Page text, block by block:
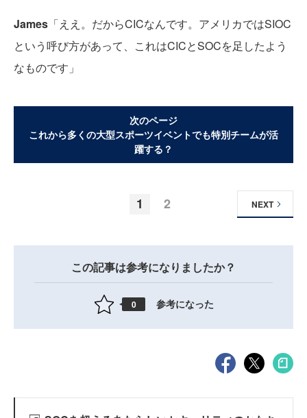
James 「ええ。だからCICなんです。アメリカではSIOC
という呼び方があって、これはCICとSOCを足したよう
なものです」
次のページ
これから多くの大型スポーツイベントでも特別チームが活
躍する？
1 2 NEXT
この記事は参考になりましたか？
0 参考になった